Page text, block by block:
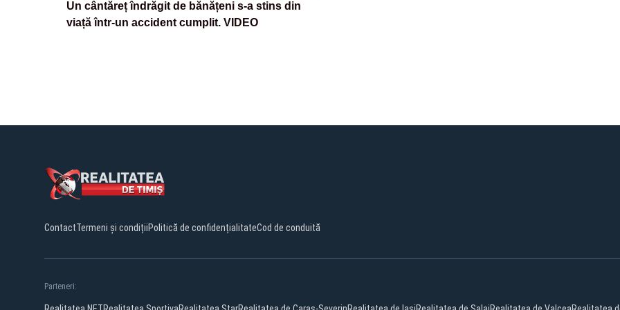
Un cântăreț îndrăgit de bănățeni s-a stins din
viață într-un accident cumplit. VIDEO
ContactTermeni și condițiiPolitică de confidențialitateCod de conduită
Parteneri: